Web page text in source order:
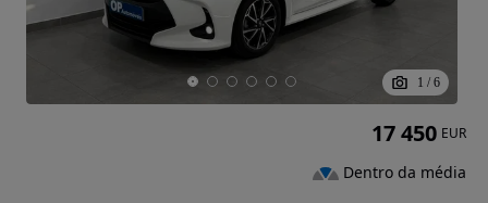
1 / 6
17 450 EUR
Dentro da média